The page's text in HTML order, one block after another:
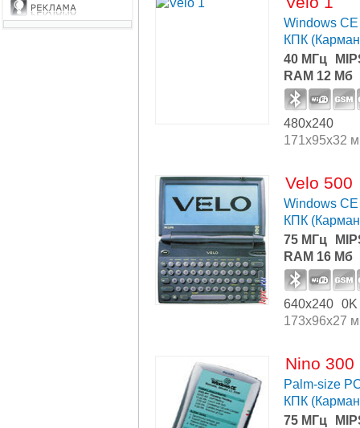
Windows
КПК
40 МГц
RAM 12 Мб
480x240
171x95x32
Velo 500
Windows
КПК
75 МГц
RAM 16 Мб
640x240 0K
173x96x27
Nino 300
Palm-size
КПК
75 МГц